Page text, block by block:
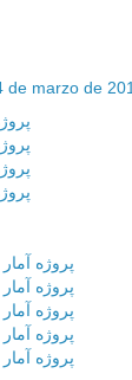
de marzo de
پروژه
پروژه
پروژه
پروژه
پروژه